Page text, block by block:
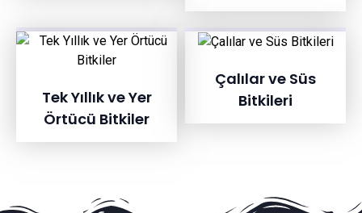
Tek Yıllık ve Yer
Örtücü Bitkiler
Çalılar ve Süs
Bitkileri